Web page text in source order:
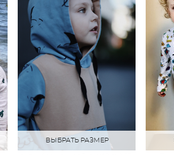
ВЫБРАТЬ РАЗМЕР